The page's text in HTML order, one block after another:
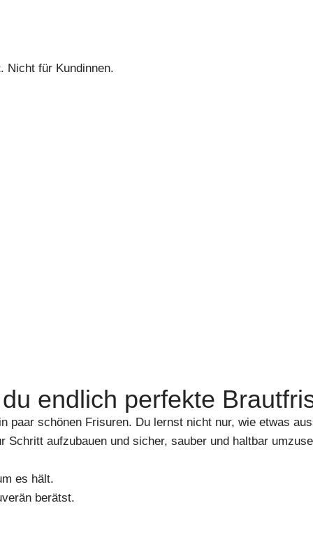
Nicht für Kundinnen.
endlich perfekte
paar schönen Frisuren. Du lernst nicht nur, wie etwas
aufzubauen und sicher, sauber und haltbar
es hält.
berätst.